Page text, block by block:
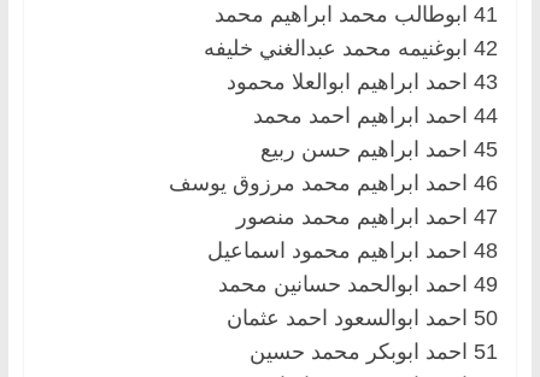
41 ابوطالب محمد ابراهيم محمد
42 ابوغنيمه محمد عبدالغني خليفه
43 احمد ابراهيم ابوالعلا محمود
44 احمد ابراهيم احمد محمد
45 احمد ابراهيم حسن ربيع
46 احمد ابراهيم محمد مرزوق يوسف
47 احمد ابراهيم محمد منصور
48 احمد ابراهيم محمود اسماعيل
49 احمد ابوالحمد حسانين محمد
50 احمد ابوالسعود احمد عثمان
51 احمد ابوبكر محمد حسين